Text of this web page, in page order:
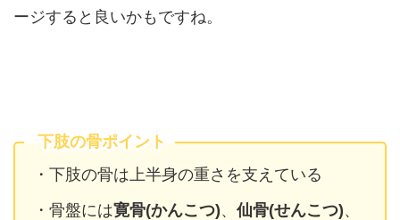
ージすると良いかもですね。
下肢の骨ポイント
・下肢の骨は上半身の重さを支えている
・骨盤には寛骨(かんこつ)、 仙骨(せんこつ)、